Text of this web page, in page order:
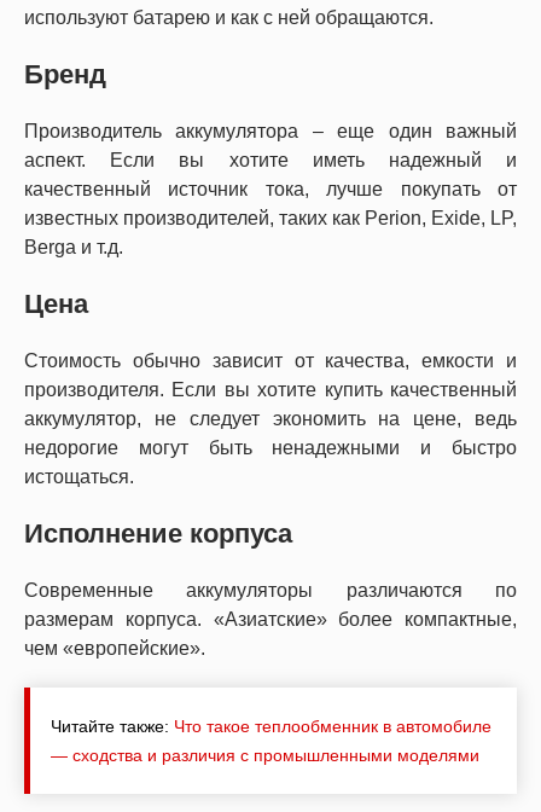
используют батарею и как с ней обращаются.
Бренд
Производитель аккумулятора – еще один важный
аспект. Если вы хотите иметь надежный и
качественный источник тока, лучше покупать от
известных производителей, таких как Perion, Exide, LP,
Berga и т.д.
Цена
Стоимость обычно зависит от качества, емкости и
производителя. Если вы хотите купить качественный
аккумулятор, не следует экономить на цене, ведь
недорогие могут быть ненадежными и быстро
истощаться.
Исполнение корпуса
Современные аккумуляторы различаются по
размерам корпуса. «Азиатские» более компактные,
чем «европейские».
Читайте также: Что такое теплообменник в автомобиле
— сходства и различия с промышленными моделями